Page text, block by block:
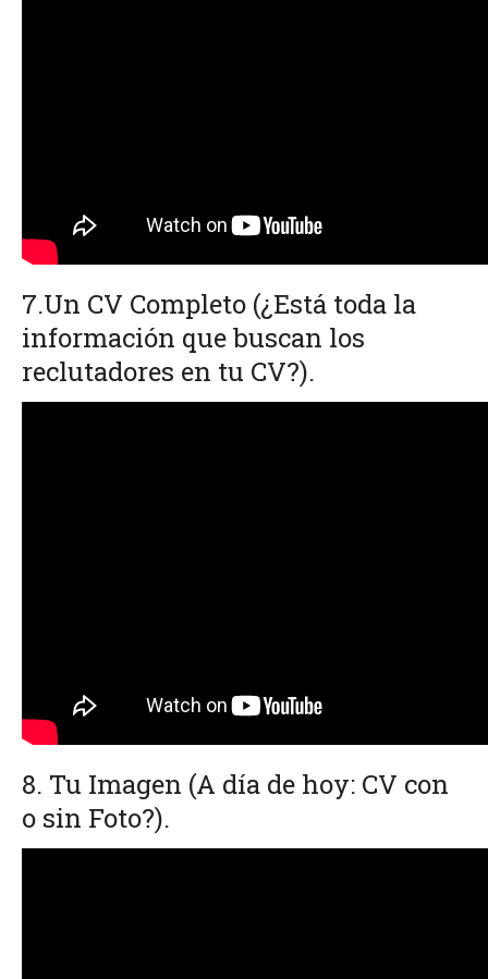
7.Un CV Completo (¿Está toda la
información que buscan los
reclutadores en tu CV?).
8. Tu Imagen (A día de hoy: CV con
o sin Foto?).